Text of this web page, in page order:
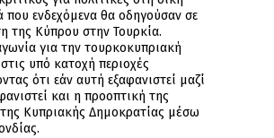
που ενδεχόμενα θα οδηγούσαν σε
της Κύπρου στην Τουρκία.
για την τουρκοκυπριακή
υπό κατοχή περιοχές
ότι εάν αυτή εξαφανιστεί μαζί
και η προοπτική της
Κυπριακής Δημοκρατίας μέσω